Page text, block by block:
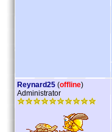
Reynard25 (offline)
Administrator